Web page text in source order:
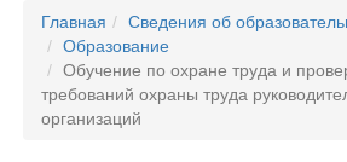
Главная
Сведения об
Образование
Обучение по охране труда и
требований охраны труда
организаций